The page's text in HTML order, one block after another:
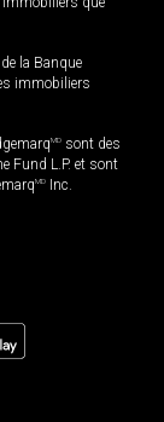
la Banque
immobiliers
MD sont des
Fund L.P. et sont
MD Inc.